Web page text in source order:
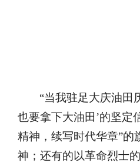
“当我驻足大庆油田
也要拿下大油田’的坚定
精神，续写时代华章”
神；还有的以革命烈士